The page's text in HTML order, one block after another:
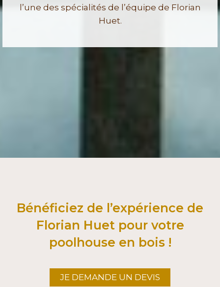
l’une des spécialités de l’équipe de Florian
Huet.
Bénéficiez de l’expérience de
Florian Huet pour votre
poolhouse en bois !
JE DEMANDE UN DEVIS